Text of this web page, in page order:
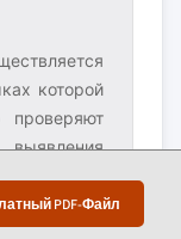
PDF-Файл
которой
выявления
которые